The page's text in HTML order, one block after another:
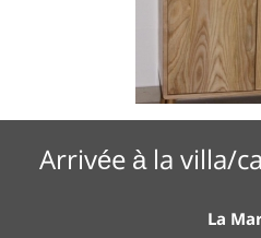
Arrivée à la villa/
La